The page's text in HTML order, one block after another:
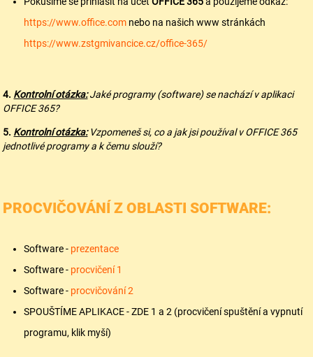
https://www.office.com nebo na našich www stránkách
https://www.zstgmivancice.cz/office-365/
4. Kontrolní otázka:Jaké programy (software) se nachází v aplikaci
OFFICE 365?
5. Kontrolní otázka: Vzpomeneš si, co a jak jsi používal v OFFICE 365
jednotlivé programy a k čemu slouží?
PROCVIČOVÁNÍ Z OBLASTI SOFTWARE:
Software - prezentace
Software - procvičení 1
Software - procvičování 2
SPOUŠTÍME APLIKACE - ZDE 1 a 2 (procvičení spuštění a vypnutí
programu, klik myší)